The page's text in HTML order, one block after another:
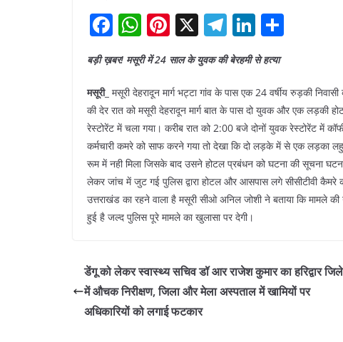
F
c
e
b
o
o
k
W
h
at
s
A
p
p
Pi
nt
er
e
st
X T
el
e
gr
a
m
Li
n
k
e
dI
n
e
बड़ी ख़बर! मसूरी में 24 साल के युवक की बेरहमी से हत्या
मसूरी_ मसूरी देहरादून मार्ग भट्टा गांव के पास एक 24 वर्षीय रुड़की
की देर रात को मसूरी देहरादून मार्ग बात के पास दो युवक और एक लड़की
रेस्टोरेंट में चला गया। करीब रात को 2:00 बजे दोनों युवक रेस्टोरेंट में
कर्मचारी कमरे को साफ करने गया तो देखा कि दो लड़के में से एक लड़का
रूम में नही मिला जिसके बाद उसने होटल प्रबंधन को घटना की सूचना
लेकर जांच में जुट गई पुलिस द्वारा होटल और आसपास लगे सीसीटीवी कैमरे
उत्तराखंड का रहने वाला है मसूरी सीओ अनिल जोशी ने बताया कि मामले
हुई है जल्द पुलिस पूरे मामले का खुलासा पर देगी।
डेंगू को लेकर स्वास्थ्य सचिव डॉ आर राजेश कुमार का हरिद्वार जिले
में औचक निरीक्षण, जिला और मेला अस्पताल में खामियों पर
अधिकारियों को लगाई फटकार